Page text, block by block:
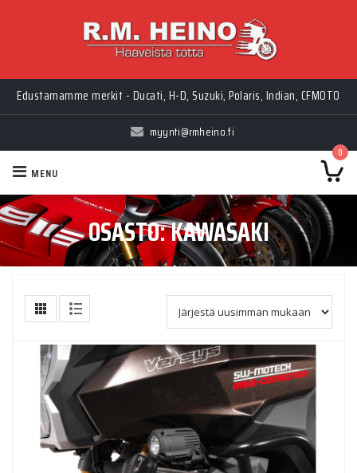
Edustamamme merkit - Ducati, H-D, Suzuki, Polaris, Indian, CFMOTO
myynti@rmheino.fi
0
MENU
OSASTO:KAWASAKI